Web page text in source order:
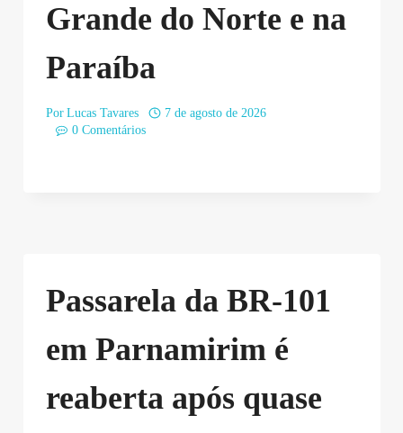
Grande do Norte e na
Paraíba
Por Lucas Tavares
7 de agosto de 2026
0 Comentários
Passarela da BR-101
em Parnamirim é
reaberta após quase